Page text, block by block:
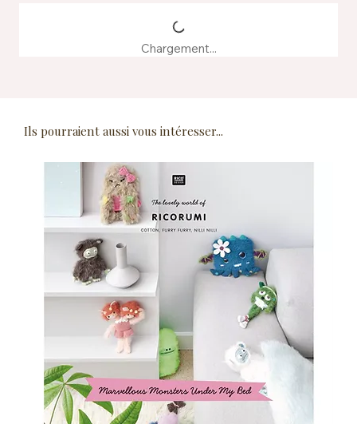
Chargement...
Ils pourraient aussi vous intéresser...